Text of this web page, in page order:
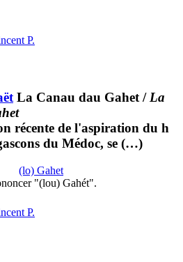
P.
La Canau dau Gahet/La
récente de l'aspiration du h
du Médoc, se (…)
(lo) Gahet
"(lou) Gahét".
P.